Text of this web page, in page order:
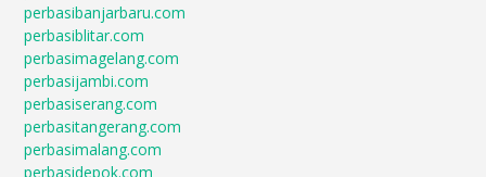
perbasibanjarbaru.com
perbasiblitar.com
perbasimagelang.com
perbasijambi.com
perbasiserang.com
perbasitangerang.com
perbasimalang.com
perbasidepok.com